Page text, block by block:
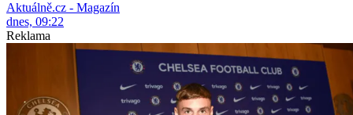
Aktuálně.cz - Magazín
dnes, 09:22
Reklama